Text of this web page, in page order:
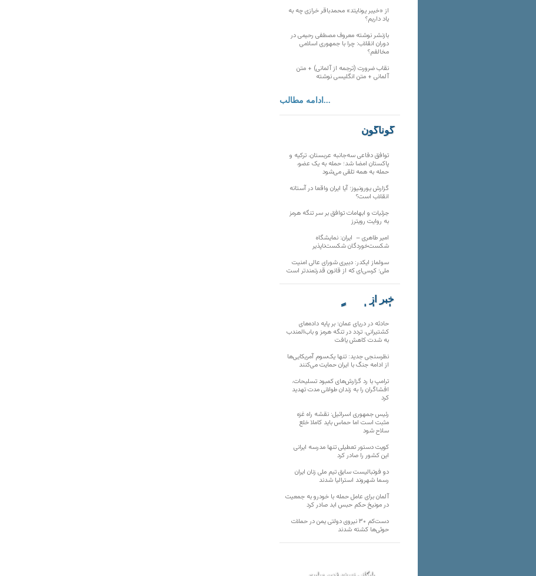
از «خیبر یونایتد» محمدباقر خرازی چه به
یاد داریم؟
بازنشر نوشته معروف مصطفی رحیمی در
دوران انقلاب: چرا با جمهوری اسلامی
مخالفم؟
نقاب ضرورت (ترجمه از آلمانی) + متن
آلمانی + متن انگلیسی نوشته
ادامه مطالب...
گوناگون
توافق دفاعی سه‌جانبه عربستان، ترکیه و
پاکستان امضا شد؛ حمله به یک عضو،
حمله به همه تلقی می‌شود
گزارش یورونیوز؛ آیا ایران واقعا در آستانه
انقلاب است؟
جزئیات و ابهامات توافق بر سر تنگه هرمز
به روایت رویترز
امیر طاهری – ایران: نمایشگاه
شکست‌خوردگان شکست‌ناپذیر
سولماز ایکدر: دبیری شورای عالی امنیت
ملی؛ کرسی‌ای که از قانون قدرتمندتر است
خبر از
تارنماهای دیگر
حادثه در دریای عمان؛ بر پایه داده‌های
کشتیرانی، تردد در تنگه هرمز و باب‌المندب
به شدت کاهش یافت
نظرسنجی جدید: تنها یک‌سوم آمریکایی‌ها
از ادامه جنگ با ایران حمایت می‌کنند
ترامپ با رد گزارش‌های کمبود تسلیحات،
افشاگران را به زندان طولانی مدت تهدید
کرد
رئیس‌ جمهوری اسرائیل: نقشه راه غزه
مثبت است اما حماس باید کاملا خلع
سلاح شود
کویت دستور تعطیلی تنها مدرسه ایرانی
این کشور را صادر کرد
دو فوتبالیست سابق تیم ملی زنان ایران
رسما شهروند استرالیا شدند
آلمان برای عامل حمله با خودرو به جمعیت
در مونیخ حکم حبس ابد صادر کرد
دست‌کم ۳۰ نیروی دولتی یمن در حملات
حوثی‌ها کشته شدند
بایگانی نسخه قدیم سایت